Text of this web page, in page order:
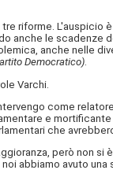
riforme.
le scadenze
anche nelle
Democratico).
Varchi.
come
e
che
però non
abbiamo avuto